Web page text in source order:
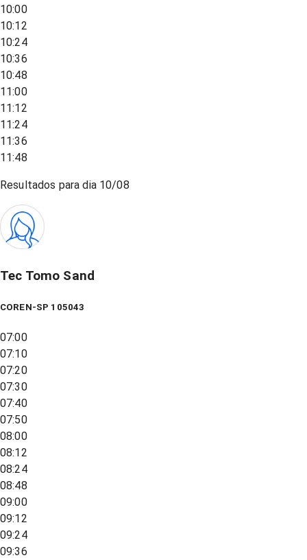
10:00
10:12
10:24
10:36
10:48
11:00
11:12
11:24
11:36
11:48
Resultados para dia 10/08
Tec Tomo Sand
COREN-SP 105043
07:00
07:10
07:20
07:30
07:40
07:50
08:00
08:12
08:24
08:48
09:00
09:12
09:24
09:36